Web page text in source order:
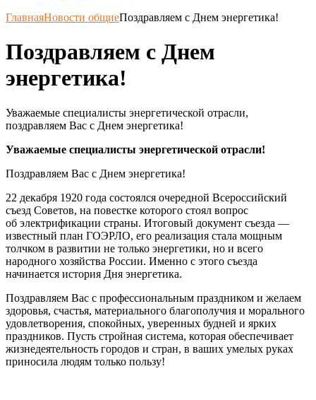
ГлавнаяНовости общиеПоздравляем с Днем энергетика!
Поздравляем с Днем
энергетика!
Уважаемые специалисты энергетической отрасли,
поздравляем Вас с Днем энергетика!
Уважаемые специалисты энергетической отрасли!
Поздравляем Вас с Днем энергетика!
22 декабря 1920 года состоялся очередной Всероссийский
съезд Советов, на повестке которого стоял вопрос
об электрификации страны. Итоговый документ съезда —
известный план ГОЭРЛО, его реализация стала мощным
толчком в развитии не только энергетики, но и всего
народного хозяйства России. Именно с этого съезда
начинается история Дня энергетика.
Поздравляем Вас с профессиональным праздником и желаем
здоровья, счастья, материального благополучия и морального
удовлетворения, спокойных, уверенных будней и ярких
праздников. Пусть стройная система, которая обеспечивает
жизнедеятельность городов и стран, в ваших умелых руках
приносила людям только пользу!